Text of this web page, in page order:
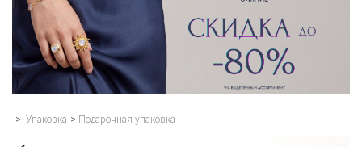
> Упаковка > Подарочная упаковка